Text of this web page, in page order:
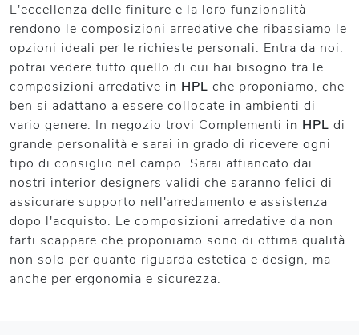
L'eccellenza delle finiture e la loro funzionalità
rendono le composizioni arredative che ribassiamo le
opzioni ideali per le richieste personali. Entra da noi:
potrai vedere tutto quello di cui hai bisogno tra le
composizioni arredative in HPL che proponiamo, che
ben si adattano a essere collocate in ambienti di
vario genere. In negozio trovi Complementi in HPL di
grande personalità e sarai in grado di ricevere ogni
tipo di consiglio nel campo. Sarai affiancato dai
nostri interior designers validi che saranno felici di
assicurare supporto nell'arredamento e assistenza
dopo l'acquisto. Le composizioni arredative da non
farti scappare che proponiamo sono di ottima qualità
non solo per quanto riguarda estetica e design, ma
anche per ergonomia e sicurezza.